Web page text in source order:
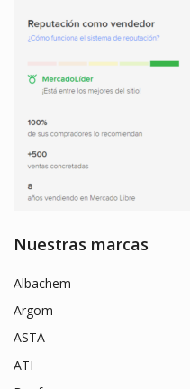
Nuestras marcas
Albachem
Argom
ASTA
ATI